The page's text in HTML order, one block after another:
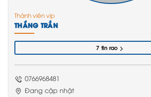
Thành viên vip
THẮNG TRẦN
7 tin rao
0766968481
Đang cập nhật